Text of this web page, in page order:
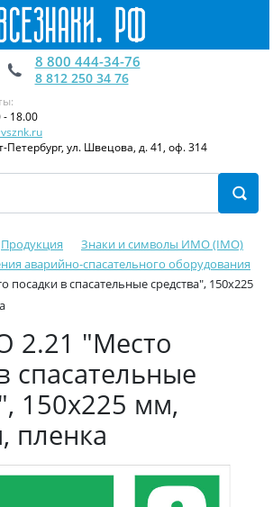
8 800 444-34-76
8 812 250 34 76
18.00
Петербург, ул. Швецова, д. 41, оф. 314
Продукция
Знаки и символы ИМО (IMO)
аварийно-спасательного оборудования
в спасательные средства", 150x225
2.21 "Место
спасательные
150x225 мм,
пленка